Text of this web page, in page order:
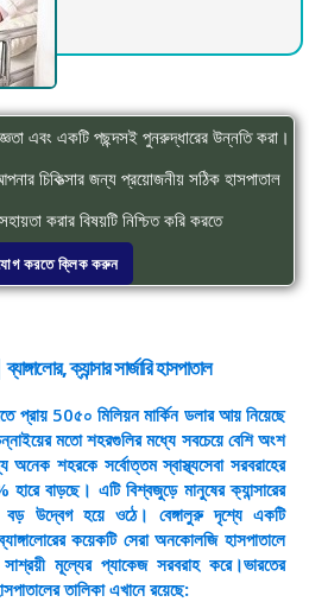
এবং একটি পছন্দসই পুনরুদ্ধারের উন্নতি করা।
চিকিত্সার জন্য প্রয়োজনীয় সঠিক হাসপাতাল
করার বিষয়টি নিশ্চিত করি করতে
করতে ক্লিক করুন
ক্যান্সার সার্জারি হাসপাতাল
প্রায় 50৫০ মিলিয়ন মার্কিন ডলার আয় নিয়েছে
মতো শহরগুলির মধ্যে সবচেয়ে বেশি অংশ
শহরকে সর্বোত্তম স্বাস্থ্যসেবা সরবরাহের
বাড়ছে। এটি বিশ্বজুড়ে মানুষের ক্যান্সারের
বড় উদ্বেগ হয়ে ওঠে। বেঙ্গালুরু দৃশ্যে একটি
কয়েকটি সেরা অনকোলজি হাসপাতালে
সাশ্রয়ী মূল্যের প্যাকেজ সরবরাহ করে।ভারতের
তালিকা এখানে রয়েছে: